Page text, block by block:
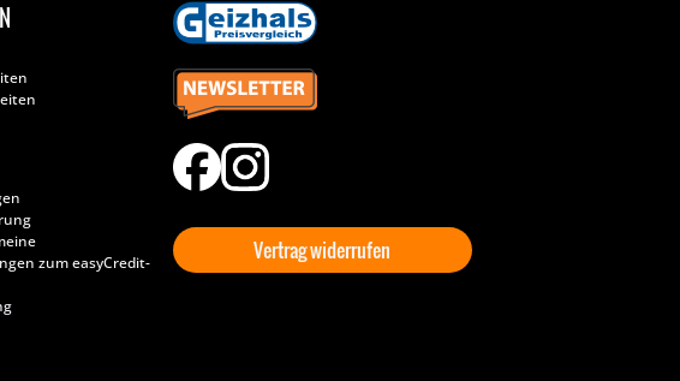
zum easyCredit-
Vertrag widerrufen